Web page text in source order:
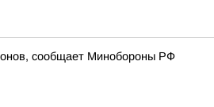
сообщает Минобороны РФ